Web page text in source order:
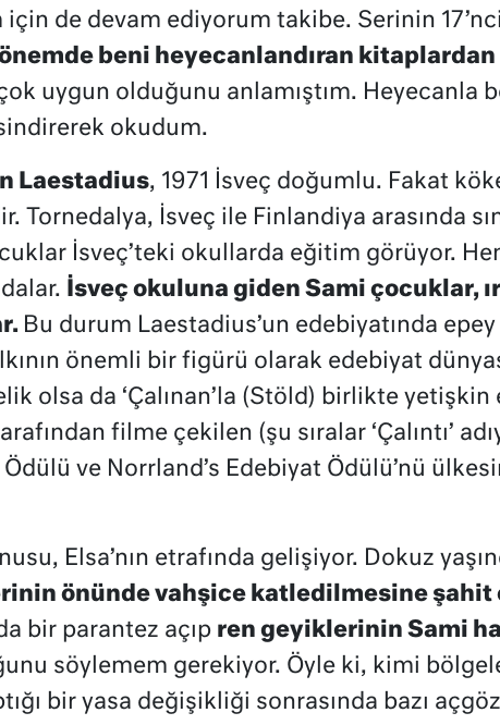
için de devam ediyorum takibe. Serinin
beni heyecanlandıran
uygun olduğunu anlamıştım.
okudum.
Laestadius, 1971 İsveç doğumlu. Fakat
Tornedalya, İsveç ile Finlandiya arasında
İsveç’teki okullarda eğitim görüyor.
İsveç okuluna giden Sami çocuklar,
Bu durum Laestadius’un edebiyatında
önemli bir figürü olarak edebiyat
olsa da ‘Çalınan’la (Stöld) birlikte yetişkin
filme çekilen (şu sıralar ‘Çalıntı’
ve Norrland’s Edebiyat Ödülü’nü
Elsa’nın etrafında gelişiyor. Dokuz
önünde vahşice katledilmesine şahit
bir parantez açıp ren geyiklerinin Sami
söylemem gerekiyor. Öyle ki, kimi
bir yasa değişikliği sonrasında bazı